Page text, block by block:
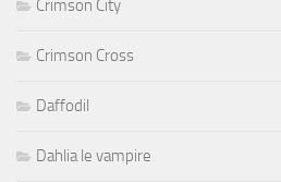
Crimson City
Crimson Cross
Daffodil
Dahlia le vampire